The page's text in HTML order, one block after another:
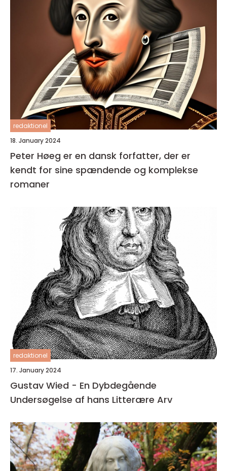
redaktionel
18. January 2024
Peter Høeg er en dansk forfatter, der er
kendt for sine spændende og komplekse
romaner
redaktionel
17. January 2024
Gustav Wied - En Dybdegående
Undersøgelse af hans Litterære Arv